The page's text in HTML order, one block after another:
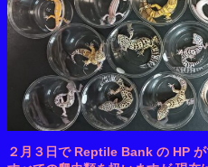
２月３日で Reptile Bank の HP が